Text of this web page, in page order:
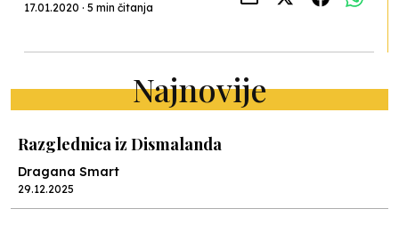
17.01.2020 · 5 min čitanja
Najnovije
Razglednica iz Dismalanda
Dragana Smart
29.12.2025